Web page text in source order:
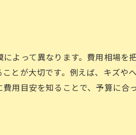
ッフ対応が良い車修理工場の見
ミや実績で安心感を得るための
よって異なります。費用相場を
とが大切です。例えば、キズ
用目安を知ることで、予算に合